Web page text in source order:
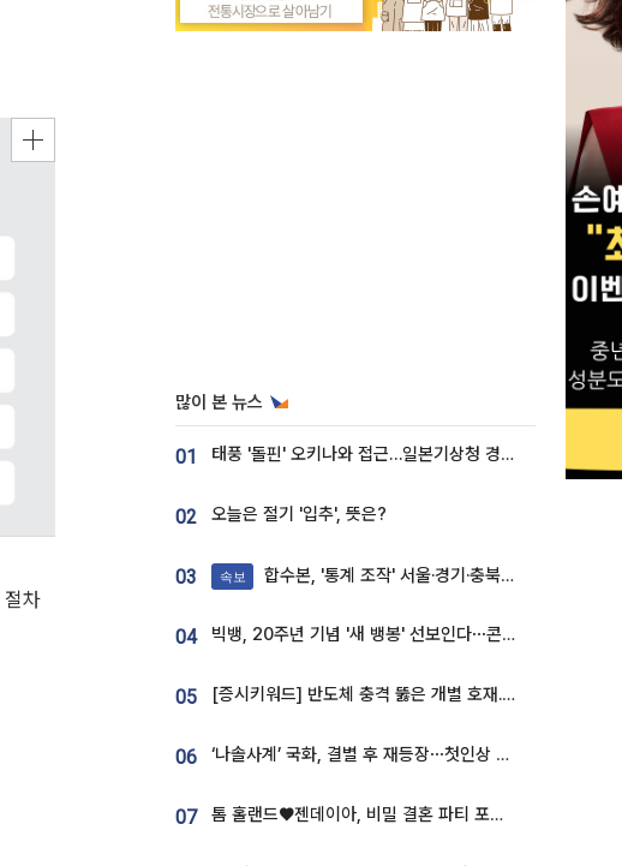
절차
많이 본 뉴스
01 태풍 '돌핀' 오키나와 접근…일본기상청 경로 업데이트
02 오늘은 절기 '입추', 뜻은?
03 속보 합수본, '통계 조작' 서울·경기·충북 선관위 등 추가 압수수색
04 빅뱅, 20주년 기념 '새 뱅봉' 선보인다⋯콘서트 앞두고 팝업 개최
05 [증시키워드] 반도체 충격 뚫은 개별 호재...포스코퓨처엠·에코프로·한화솔루션 '눈길'
06 ‘나솔사계’ 국화, 결별 후 재등장⋯첫인상 투표 휩쓸고 ‘인기녀’ 등극
07 톰 홀랜드♥젠데이아, 비밀 결혼 파티 포착⋯호텔 대관비만 9억